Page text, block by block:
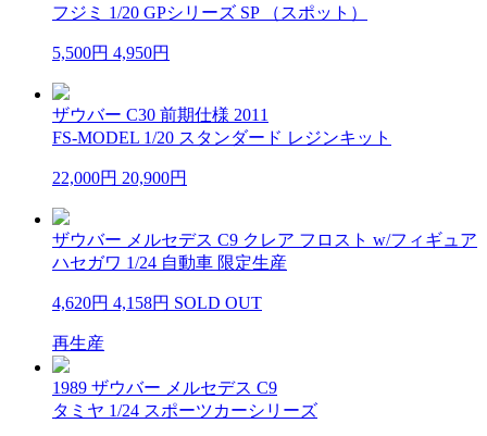
フジミ 1/20 GPシリーズ SP （スポット）
5,500円 4,950円
ザウバー C30 前期仕様 2011
FS-MODEL 1/20 スタンダード レジンキット
22,000円 20,900円
ザウバー メルセデス C9 クレア フロスト w/フィギュア
ハセガワ 1/24 自動車 限定生産
4,620円 4,158円 SOLD OUT
再生産
1989 ザウバー メルセデス C9
タミヤ 1/24 スポーツカーシリーズ